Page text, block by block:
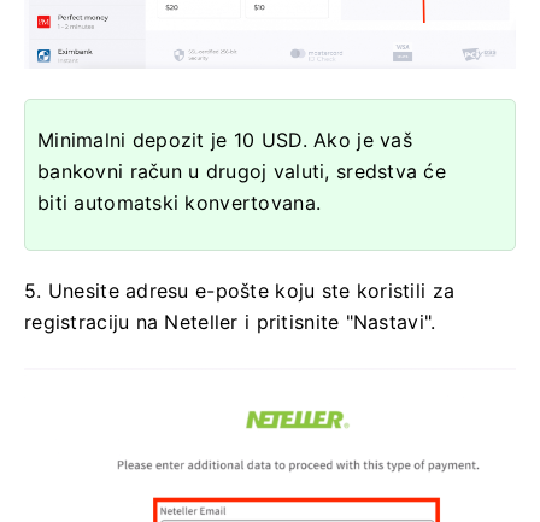
Minimalni depozit je 10 USD. Ako je vaš
bankovni račun u drugoj valuti, sredstva će
biti automatski konvertovana.
5. Unesite adresu e-pošte koju ste koristili za
registraciju na Neteller i pritisnite "Nastavi".